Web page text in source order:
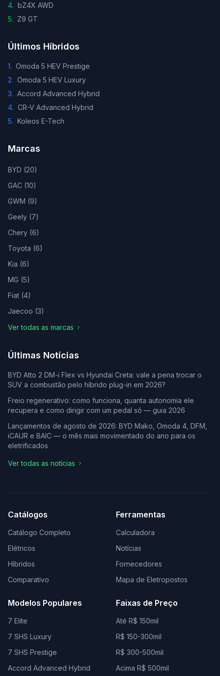
4. bZ4X AWD
5. Z9 GT
Últimos Híbridos
1. Omoda 5 HEV Prestige
2. Omoda 5 HEV Luxury
3. Accord Advanced Hybrid
4. CR-V Advanced Hybrid
5. Koleos E-Tech
Marcas
BYD (20)
GAC (10)
GWM (9)
Geely (7)
Chery (6)
Toyota (6)
Kia (6)
MG (5)
Fiat (4)
Jaecoo (3)
Ver todas as marcas
Últimas Notícias
BYD Atto 2 DM-i Flex vs Hyundai Creta: vale a pena trocar o
SUV a combustão pelo híbrido plug-in em 2026?
Freio regenerativo: como funciona, quanta autonomia ele
recupera e como dirigir com um pedal só — guia 2026
Lançamentos de agosto de 2026: BYD Mako, Omoda 4, DFM,
iCAUR e BAIC — o mês mais movimentado do ano para os
eletrificados
Ver todas as notícias
Catálogos
Catálogo Completo
Elétricos
Híbridos
Comparativo
Ferramentas
Calculadora
Notícias
Fornecedores
Mapa de Eletropostos
Modelos Populares
7 Elite
7 SHS Luxury
7 SHS Prestige
Accord Advanced Hybrid
Faixas de Preço
Até R$ 150mil
R$ 150-300mil
R$ 300-500mil
Acima R$ 500mil